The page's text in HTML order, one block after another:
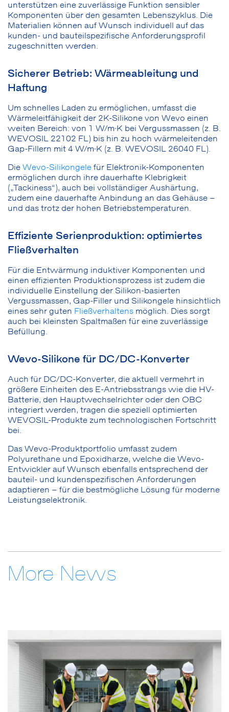
unterstützen eine zuverlässige Funktion sensibler
Komponenten über den gesamten Lebenszyklus. Die
Materialien können auf Wunsch individuell auf das
kunden- und bauteilspezifische Anforderungsprofil
zugeschnitten werden.
Sicherer Betrieb: Wärmeableitung und
Haftung
Um schnelles Laden zu ermöglichen, umfasst die
Wärmeleitfähigkeit der 2K-Silikone von Wevo einen
weiten Bereich: von 1 W/m·K bei Vergussmassen (z. B.
WEVOSIL 22102 FL) bis hin zu hoch wärmeleitenden
Gap-Fillern mit 4 W/m·K (z. B. WEVOSIL 26040 FL).
Die Wevo-Silikongele für Elektronik-Komponenten
ermöglichen durch ihre dauerhafte Klebrigkeit
(„Tackiness“), auch bei vollständiger Aushärtung,
zudem eine dauerhafte Anbindung an das Gehäuse –
und das trotz der hohen Betriebstemperaturen.
Effiziente Serienproduktion: optimiertes
Fließverhalten
Für die Entwärmung induktiver Komponenten und
einen effizienten Produktionsprozess ist zudem die
individuelle Einstellung der Silikon-basierten
Vergussmassen, Gap-Filler und Silikongele hinsichtlich
eines sehr guten Fließverhaltens möglich. Dies sorgt
auch bei kleinsten Spaltmaßen für eine zuverlässige
Befüllung.
Wevo-Silikone für DC/DC-Konverter
Auch für DC/DC-Konverter, die aktuell vermehrt in
größere Einheiten des E-Antriebsstrangs wie die HV-
Batterie, den Hauptwechselrichter oder den OBC
integriert werden, tragen die speziell optimierten
WEVOSIL-Produkte zum technologischen Fortschritt
bei.
Das Wevo-Produktportfolio umfasst zudem
Polyurethane und Epoxidharze, welche die Wevo-
Entwickler auf Wunsch ebenfalls entsprechend der
bauteil- und kundenspezifischen Anforderungen
adaptieren – für die bestmögliche Lösung für moderne
Leistungselektronik.
More News